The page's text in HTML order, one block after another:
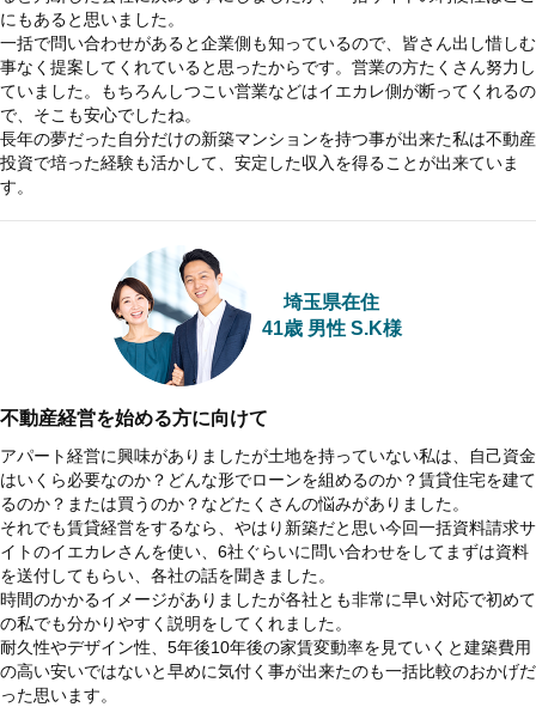
にもあると思いました。
一括で問い合わせがあると企業側も知っているので、皆さん出し惜しむ
事なく提案してくれていると思ったからです。営業の方たくさん努力し
ていました。もちろんしつこい営業などはイエカレ側が断ってくれるの
で、そこも安心でしたね。
長年の夢だった自分だけの新築マンションを持つ事が出来た私は不動産
投資で培った経験も活かして、安定した収入を得ることが出来ていま
す。
埼玉県在住
41歳 男性 S.K様
不動産経営を始める方に向けて
アパート経営に興味がありましたが土地を持っていない私は、自己資金
はいくら必要なのか？どんな形でローンを組めるのか？賃貸住宅を建て
るのか？または買うのか？などたくさんの悩みがありました。
それでも賃貸経営をするなら、やはり新築だと思い今回一括資料請求サ
イトのイエカレさんを使い、6社ぐらいに問い合わせをしてまずは資料
を送付してもらい、各社の話を聞きました。
時間のかかるイメージがありましたが各社とも非常に早い対応で初めて
の私でも分かりやすく説明をしてくれました。
耐久性やデザイン性、5年後10年後の家賃変動率を見ていくと建築費用
の高い安いではないと早めに気付く事が出来たのも一括比較のおかげだ
った思います。